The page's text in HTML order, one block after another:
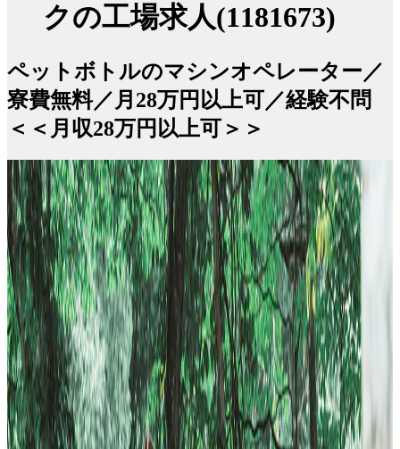
クの工場求人(1181673)
ペットボトルのマシンオペレーター／
寮費無料／月28万円以上可／経験不問
＜＜月収28万円以上可＞＞